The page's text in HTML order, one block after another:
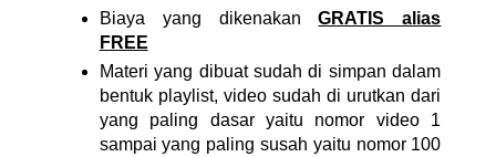
Biaya yang dikenakanGRATIS alias
FREE
Materi yang dibuat sudah di simpan dalam
bentuk playlist, video sudah di urutkan dari
yang paling dasar yaitu nomor video 1
sampai yang paling susah yaitu nomor 100